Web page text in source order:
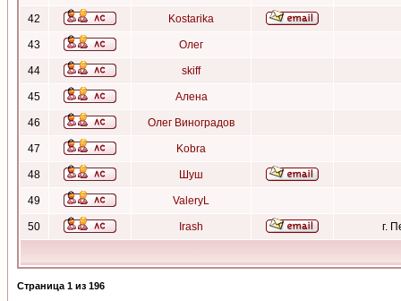
42 Kostarika
43 Олег
44 skiff
45 Алена
46 Олег Виноградов
47 Kobra
48 Шуш
49 ValeryL
50 Irash г.
Страница 1 из 196